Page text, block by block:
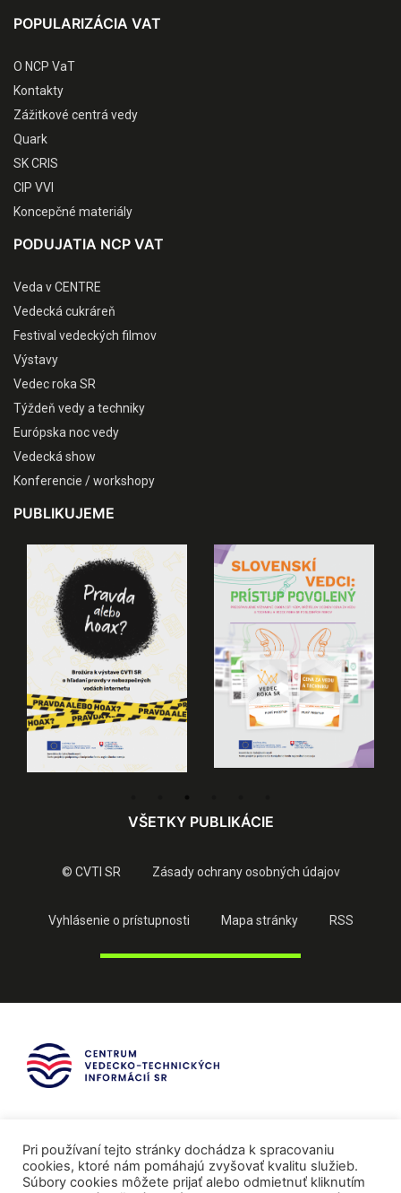
POPULARIZÁCIA VAT
O NCP VaT
Kontakty
Zážitkové centrá vedy
Quark
SK CRIS
CIP VVI
Koncepčné materiály
PODUJATIA NCP VAT
Veda v CENTRE
Vedecká cukráreň
Festival vedeckých filmov
Výstavy
Vedec roka SR
Týždeň vedy a techniky
Európska noc vedy
Vedecká show
Konferencie / workshopy
PUBLIKUJEME
VŠETKY PUBLIKÁCIE
© CVTI SR Zásady ochrany osobných údajov
Vyhlásenie o prístupnosti Mapa stránky RSS
Pri používaní tejto stránky dochádza k spracovaniu
cookies, ktoré nám pomáhajú zvyšovať kvalitu služieb.
Súbory cookies môžete prijať alebo odmietnuť kliknutím